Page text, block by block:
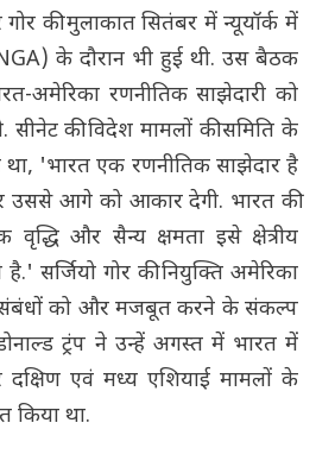
की मुलाकात सितंबर में न्यूयॉर्क में
के दौरान भी हुई थी. उस बैठक
अमेरिका रणनीतिक साझेदारी को
सीनेट की विदेश मामलों की समिति के
था, 'भारत एक रणनीतिक साझेदार है
उससे आगे को आकार देगी. भारत की
वृद्धि और सैन्य क्षमता इसे क्षेत्रीय
सर्जियो गोर की नियुक्ति अमेरिका
को और मजबूत करने के संकल्प
डोनाल्ड ट्रंप ने उन्हें अगस्त में भारत में
एवं मध्य एशियाई मामलों के
किया था.